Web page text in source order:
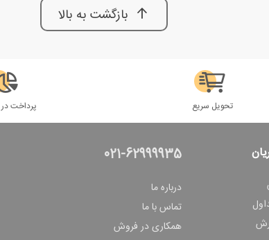
بازگشت به بالا
تحویل سریع پرداخت در 4 قسط
021-62999935
درباره ما
تماس با ما
همکاری در فروش